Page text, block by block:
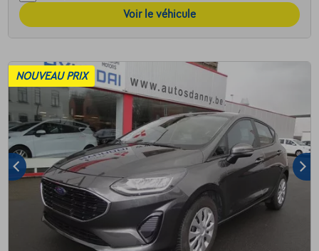
Voir le véhicule
NOUVEAU PRIX